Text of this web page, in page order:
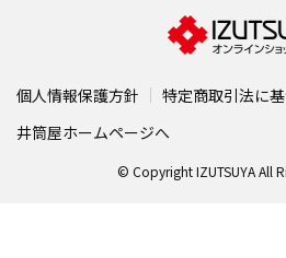
個人情報保護方針
特定商取引法に
井筒屋ホームページへ
© Copyright IZUTSUYA All